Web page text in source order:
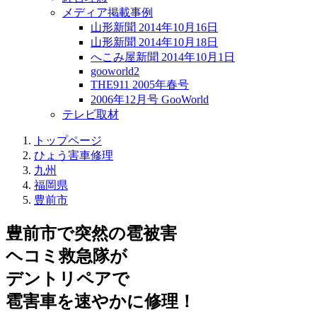
メディア掲載事例
山形新聞 2014年10月16日
山形新聞 2014年10月18日
へこみ屋新聞 2014年10月1日
gooworld2
THE911 2005年春号
2006年12月号 GooWorld
テレビ取材
トップページ
ひょう害車修理
九州
福岡県
豊前市
豊前市で突然の雹被害
ヘコミ救急隊が
デントリペアで
雹害車を速やかに修理！